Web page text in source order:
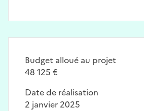
Budget alloué au projet
48 125 €
Date de réalisation
2 janvier 2025